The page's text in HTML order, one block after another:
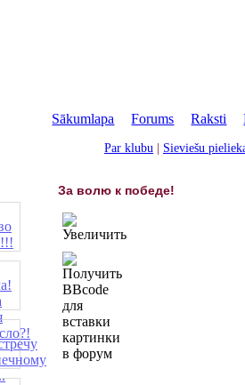
Sākumlapa |Forums |Raksti |
Par klubu Sieviešu
За волю к победе!